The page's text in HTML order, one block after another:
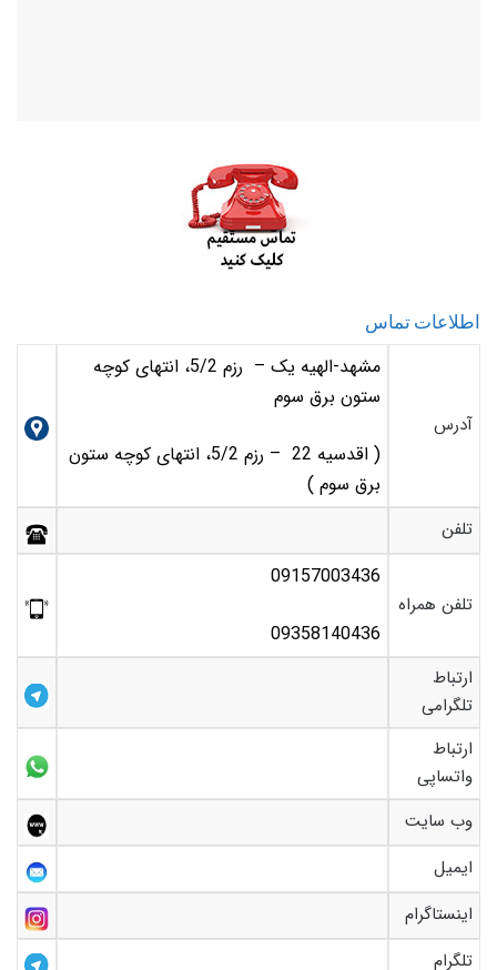
اطلاعات تماس
آدرس
مشهد-الهیه یک – رزم 5/2، انتهای کوچه
ستون برق سوم
( اقدسیه 22 – رزم 5/2، انتهای کوچه ستون
برق سوم )
تلفن
تلفن همراه
09157003436
09358140436
ارتباط
تلگرامی
ارتباط
واتساپی
وب سایت
ایمیل
اینستاگرام
تلگرام